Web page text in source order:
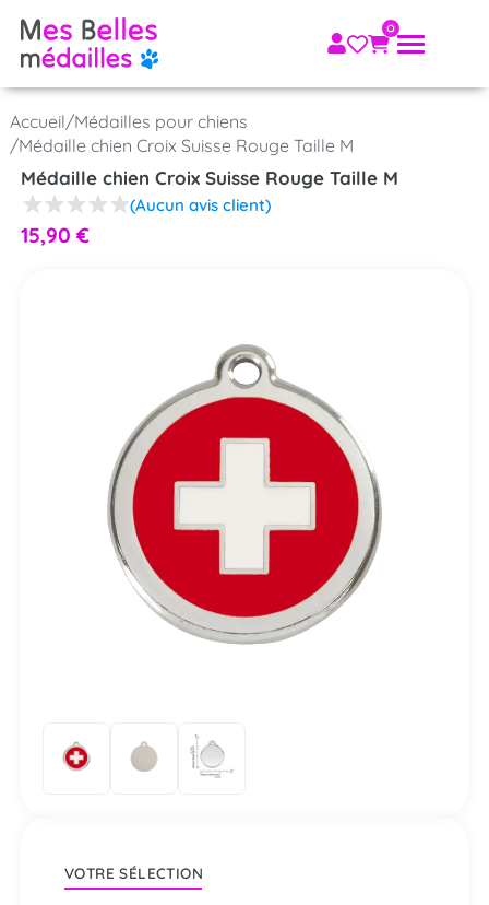
Accueil/Médailles pour chiens
/Médaille chien Croix Suisse Rouge Taille M
Médaille chien Croix Suisse Rouge Taille M
(Aucun avis client)
15,90 €
VOTRE SÉLECTION